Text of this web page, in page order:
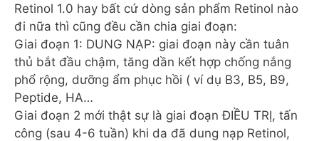
Retinol 1.0 hay bất cứ dòng sản phẩm Retinol nào
đi nữa thì cũng đều cần chia giai đoạn:
Giai đoạn 1: DUNG NẠP: giai đoạn này cần tuân
thủ bắt đầu chậm, tăng dần kết hợp chống nắng
phổ rộng, dưỡng ẩm phục hồi ( ví dụ B3, B5, B9,
Peptide, HA…
Giai đoạn 2 mới thật sự là giai đoạn ĐIỀU TRỊ, tấn
công (sau 4-6 tuần) khi da đã dung nạp Retinol,